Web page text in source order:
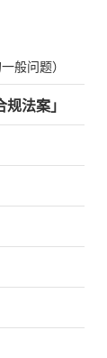
般问题）
法案」